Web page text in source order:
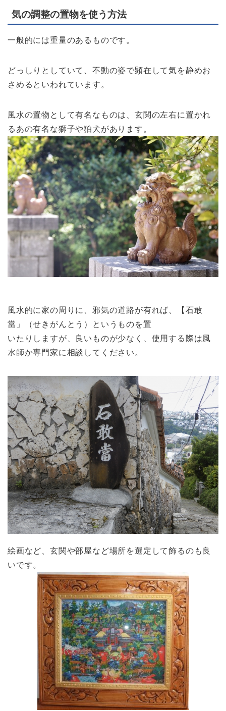
気の調整の置物を使う方法
一般的には重量のあるものです。
どっしりとしていて、不動の姿で顕在して気を静めお
さめるといわれています。
風水の置物として有名なものは、玄関の左右に置かれ
るあの有名な獅子や狛犬があります。
風水的に家の周りに、邪気の道路が有れば、【石敢
當」（せきがんとう）というものを置
いたりしますが、良いものが少なく、使用する際は風
水師か専門家に相談してください。
絵画など、玄関や部屋など場所を選定して飾るのも良
いです。